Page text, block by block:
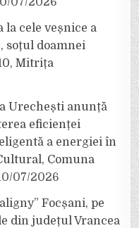
la cele veșnice a
soțul doamnei
Mitrița
Urechești anunță
eficienței
a energiei în
Comuna
07/2026
Focșani, pe
din județul Vrancea